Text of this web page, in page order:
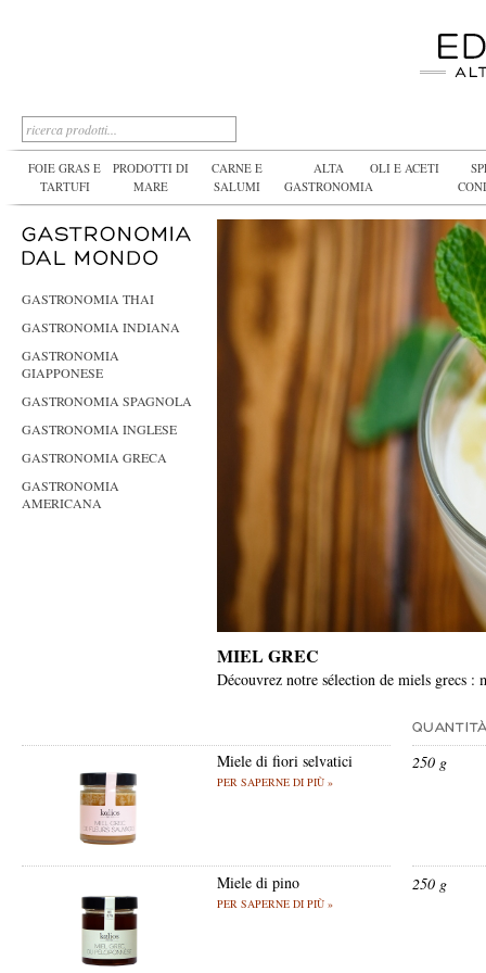
FOIE GRAS E
TARTUFI
PRODOTTI DI
MARE
CARNE E
SALUMI
ALTA
GASTRONOMIA
OLI E ACETI
GASTRONOMIA THAI
GASTRONOMIA INDIANA
GASTRONOMIA
GIAPPONESE
GASTRONOMIA SPAGNOLA
GASTRONOMIA INGLESE
GASTRONOMIA GRECA
GASTRONOMIA
AMERICANA
MIEL GREC
Découvrez notre sélection de miels grecs
Miele di fiori selvatici
PER SAPERNE DI PIÙ »
250 g
Miele di pino
PER SAPERNE DI PIÙ »
250 g